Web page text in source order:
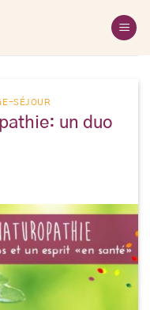
SÉJOUR
un duo